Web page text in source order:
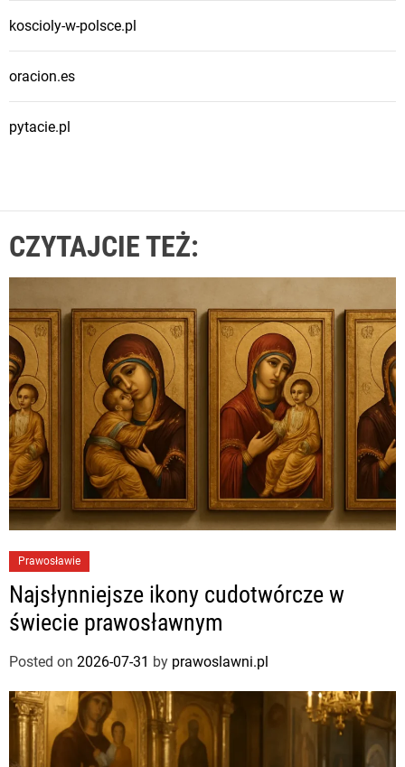
?
r
n
i
e
w
ó
c
h
t
r
a
d
y
c
j
koscioly-w-polsce.pl
oracion.es
pytacie.pl
CZYTAJCIE TEŻ:
Prawosławie
Najsłynniejsze ikony cudotwórcze w
świecie prawosławnym
Posted on 2026-07-31 by prawoslawni.pl